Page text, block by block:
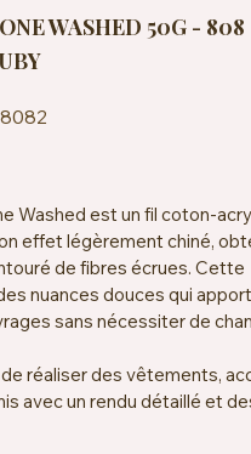
WASHED 50G - 808
Washed est un fil coton-
effet légèrement chiné,
de fibres écrues. Cette
nuances douces qui
sans nécessiter de
réaliser des vêtements,
avec un rendu détaillé et